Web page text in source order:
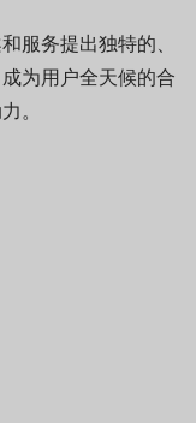
服务提出独特的、
为用户全天候的合
。